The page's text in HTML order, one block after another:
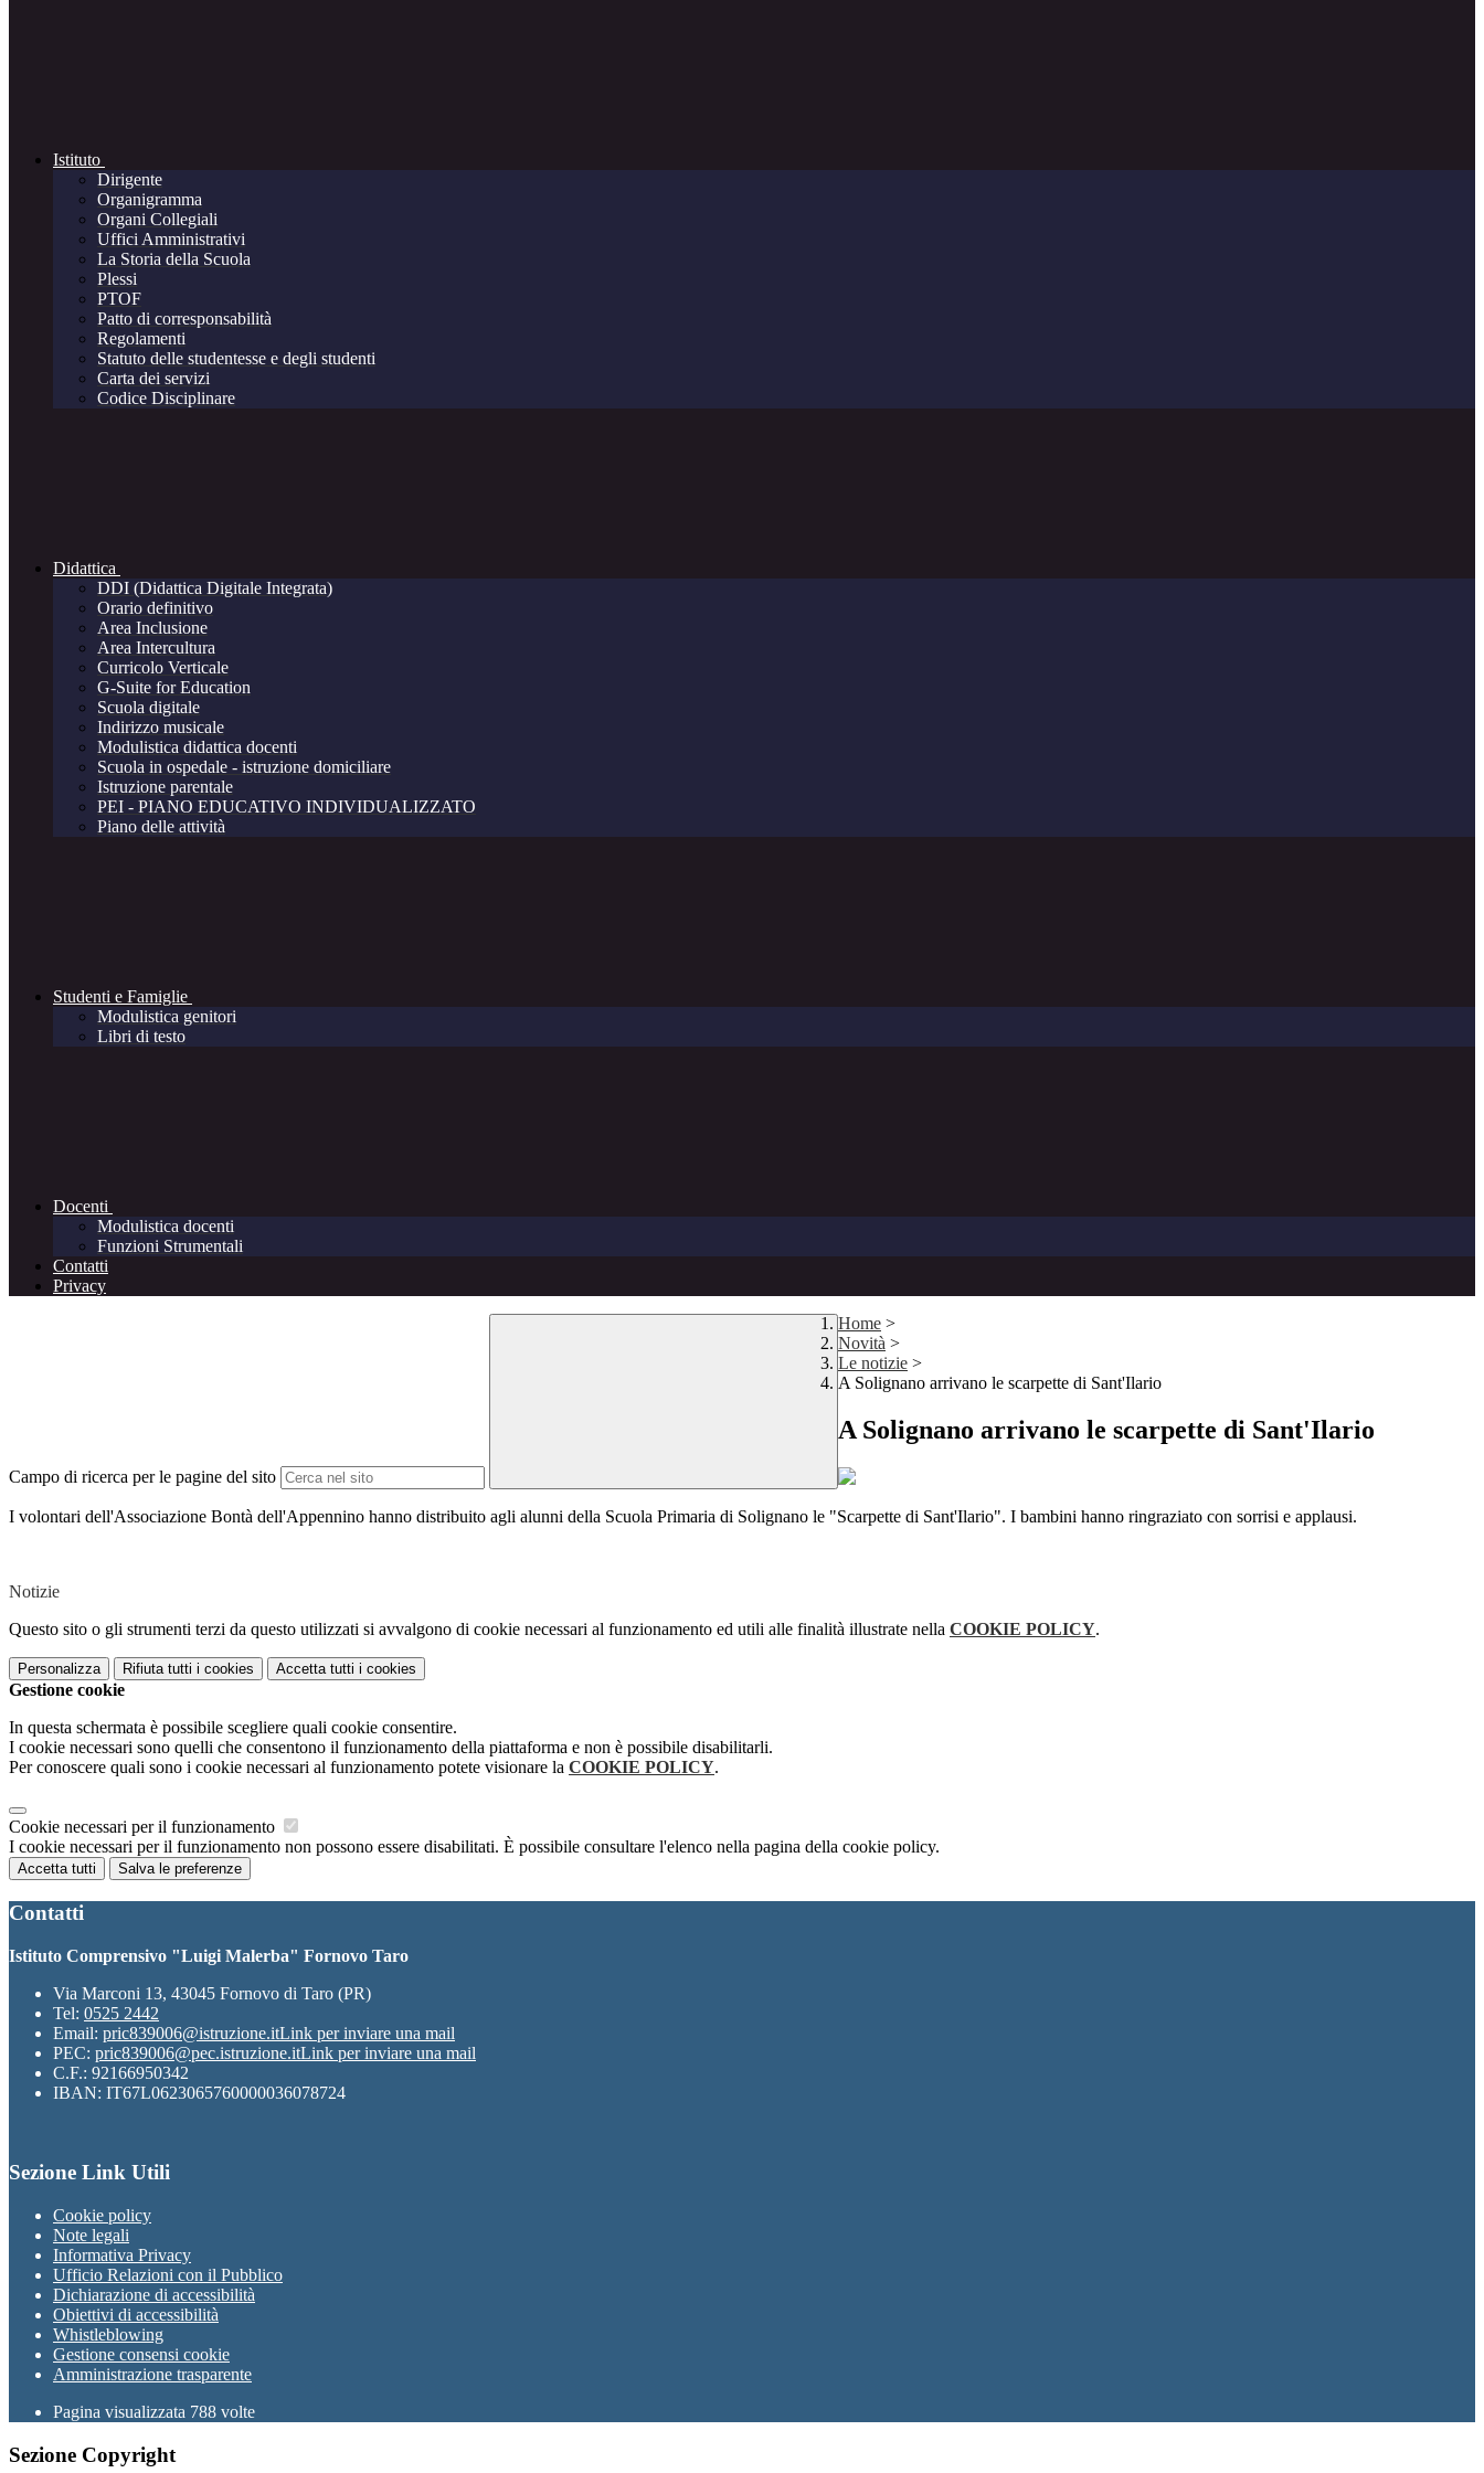
Istituto
Dirigente
Organigramma
Organi Collegiali
Uffici Amministrativi
La Storia della Scuola
Plessi
PTOF
Patto di corresponsabilità
Regolamenti
Statuto delle studentesse e degli studenti
Carta dei servizi
Codice Disciplinare
Didattica
DDI (Didattica Digitale Integrata)
Orario definitivo
Area Inclusione
Area Intercultura
Curricolo Verticale
G-Suite for Education
Scuola digitale
Indirizzo musicale
Modulistica didattica docenti
Scuola in ospedale - istruzione domiciliare
Istruzione parentale
PEI - PIANO EDUCATIVO INDIVIDUALIZZATO
Piano delle attività
Studenti e Famiglie
Modulistica genitori
Libri di testo
Docenti
Modulistica docenti
Funzioni Strumentali
Contatti
Privacy
Campo di ricerca per le pagine del sito
Home >
Novità >
Le notizie >
A Solignano arrivano le scarpette di Sant'Ilario
A Solignano arrivano le scarpette di Sant'Ilario
I volontari dell'Associazione Bontà dell'Appennino hanno distribuito agli alunni della Scuola Primaria di Solignano le "Scarpette di Sant'Ilario". I bambini hanno ringraziato con sorrisi e applausi.
Notizie
Questo sito o gli strumenti terzi da questo utilizzati si avvalgono di cookie necessari al funzionamento ed utili alle finalità illustrate nella COOKIE POLICY.
Personalizza Rifiuta tutti i cookies Accetta tutti i cookies
Gestione cookie
In questa schermata è possibile scegliere quali cookie consentire.
I cookie necessari sono quelli che consentono il funzionamento della piattaforma e non è possibile disabilitarli.
Per conoscere quali sono i cookie necessari al funzionamento potete visionare la COOKIE POLICY.
Cookie necessari per il funzionamento
I cookie necessari per il funzionamento non possono essere disabilitati. È possibile consultare l'elenco nella pagina della cookie policy.
Accetta tutti Salva le preferenze
Contatti
Istituto Comprensivo "Luigi Malerba" Fornovo Taro
Via Marconi 13, 43045 Fornovo di Taro (PR)
Tel: 0525 2442
Email: pric839006@istruzione.itLink per inviare una mail
PEC: pric839006@pec.istruzione.itLink per inviare una mail
C.F.: 92166950342
IBAN: IT67L0623065760000036078724
Sezione Link Utili
Cookie policy
Note legali
Informativa Privacy
Ufficio Relazioni con il Pubblico
Dichiarazione di accessibilità
Obiettivi di accessibilità
Whistleblowing
Gestione consensi cookie
Amministrazione trasparente
Pagina visualizzata 788 volte
Sezione Copyright